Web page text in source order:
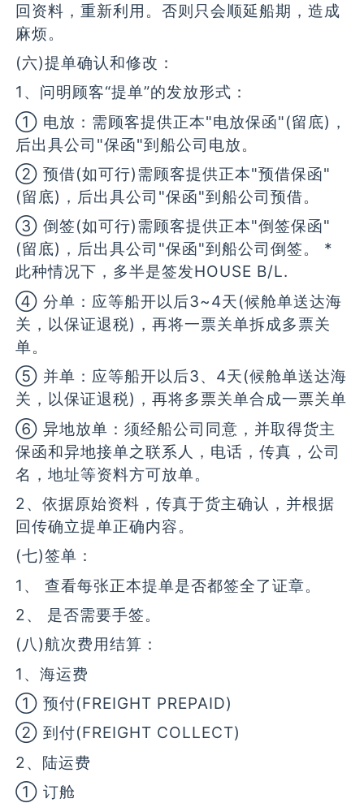
回资料，重新利用。否则只会顺延船期，造成
麻烦。
(六)提单确认和修改：
1、问明顾客“提单”的发放形式：
① 电放：需顾客提供正本"电放保函"(留底)，
后出具公司"保函"到船公司电放。
② 预借(如可行)需顾客提供正本"预借保函"
(留底)，后出具公司"保函"到船公司预借。
③ 倒签(如可行)需顾客提供正本"倒签保函"
(留底)，后出具公司"保函"到船公司倒签。 *
此种情况下，多半是签发HOUSE B/L.
④ 分单：应等船开以后3~4天(候舱单送达海
关，以保证退税)，再将一票关单拆成多票关
单。
⑤ 并单：应等船开以后3、4天(候舱单送达海
关，以保证退税)，再将多票关单合成一票关单
⑥ 异地放单：须经船公司同意，并取得货主
保函和异地接单之联系人，电话，传真，公司
名，地址等资料方可放单。
2、依据原始资料，传真于货主确认，并根据
回传确立提单正确内容。
(七)签单：
1、 查看每张正本提单是否都签全了证章。
2、 是否需要手签。
(八)航次费用结算：
1、海运费
① 预付(FREIGHT PREPAID)
② 到付(FREIGHT COLLECT)
2、陆运费
① 订舱